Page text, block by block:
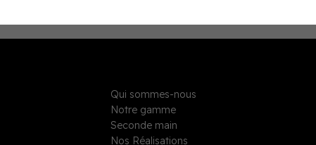
Qui sommes-nous
Notre gamme
Seconde main
Nos Réalisations